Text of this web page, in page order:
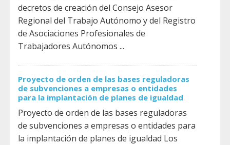
decretos de creación del Consejo Asesor
Regional del Trabajo Autónomo y del Registro
de Asociaciones Profesionales de
Trabajadores Autónomos ...
Proyecto de orden de las bases reguladoras
de subvenciones a empresas o entidades
para la implantación de planes de igualdad
Proyecto de orden de las bases reguladoras
de subvenciones a empresas o entidades para
la implantación de planes de igualdad Los